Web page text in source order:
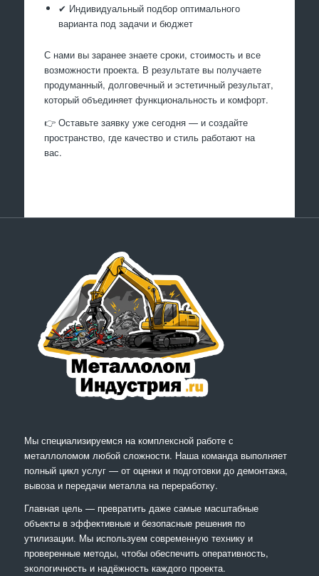
✔ Индивидуальный подбор оптимального
варианта под задачи и бюджет
С нами вы заранее знаете сроки, стоимость и все
возможности проекта. В результате вы получаете
продуманный, долговечный и эстетичный результат,
который объединяет функциональность и комфорт.
👉 Оставьте заявку уже сегодня — и создайте
пространство, где качество и стиль работают на
вас.
Мы специализируемся на комплексной работе с
металлоломом любой сложности. Наша команда выполняет
полный цикл услуг — от оценки и подготовки до демонтажа,
вывоза и передачи металла на переработку.
Главная цель — превратить даже самые масштабные
объекты в эффективные и безопасные решения по
утилизации. Мы используем современную технику и
проверенные методы, чтобы обеспечить оперативность,
экологичность и надёжность каждого проекта.